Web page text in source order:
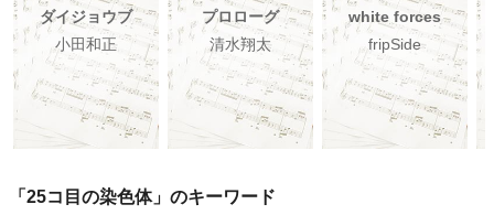
ダイジョウブ
小田和正
プロローグ
清水翔太
white forces
fripSide
「 25コ目の染色体」のキーワード